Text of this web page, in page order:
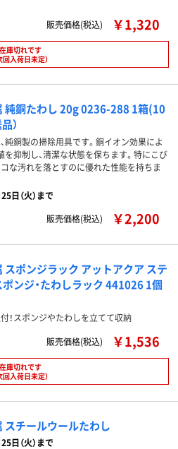
販売価格(税込) ￥1,320
在庫切れです
回入荷日未定）
純銅たわし 20g 0236-288 1箱(10
）
純銅製の掃除用具です。銅イオン効果によ
を抑制し、清潔な状態を保ちます。特にこび
な汚れを落とすのに優れた性能を持ちま
日（火）まで
販売価格(税込)
￥2,200
スポンジラック アットアクア ステ
ンジ・たわしラック 441026 1個
！スポンジやたわしを立てて収納
販売価格(税込)
￥1,536
在庫切れです
回入荷日未定）
スチールウールたわし
日（火）まで